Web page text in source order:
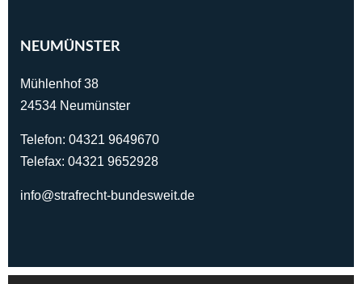
NEUMÜNSTER
Mühlenhof 38
24534 Neumünster
Telefon: 04321 9649670
Telefax: 04321 9652928
info@strafrecht-bundesweit.de